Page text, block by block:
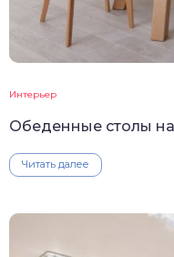
Интерьер
Обеденные столы
Читать далее